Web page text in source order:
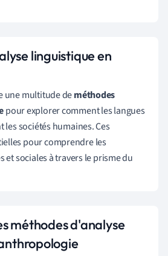
linguistique en
une multitude deméthodes
pour explorer comment les langues
sociétés humaines. Ces
pour comprendre les
sociales à travers le prisme du
méthodes d'analyse